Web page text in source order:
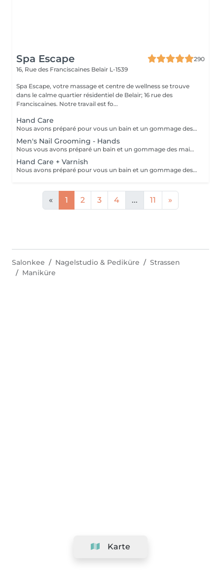
Spa Escape
290
16, Rue des Franciscaines Belair L-1539
Spa Escape, votre massage et centre de wellness se trouve
dans le calme quartier résidentiel de Belair; 16 rue des
Franciscaines. Notre travail est fo...
Hand Care
Nous avons préparé pour vous un bain et un gommage des mains aux huiles parfumées, un traitement des ongles et des cuticules, ainsi qu'un massage des bras et des mains pour éliminer toute tension dans les muscles et les os des bras et des mains et favoriser la relaxation.
Men's Nail Grooming - Hands
Nous vous avons préparé un bain et un gommage des mains à l'huile légèrement parfumée, un traitement des ongles et des cuticules et un massage des bras et des mains pour éliminer toute tension dans les muscles et les os des bras et des mains et favoriser la relaxation.
Hand Care + Varnish
Nous avons préparé pour vous un bain et un gommage des mains à l'huile parfumée, un traitement des ongles et des cuticules et un massage des bras et des mains pour éliminer toute tension dans les muscles et les os des bras et des mains et favoriser la relaxation. Ce soin est suivi de l'application d'un vernis à ongles de votre choix.
« 1 2 3 4 ... 11 »
Karte
Salonkee Nagelstudio & Pediküre
Strassen
Maniküre